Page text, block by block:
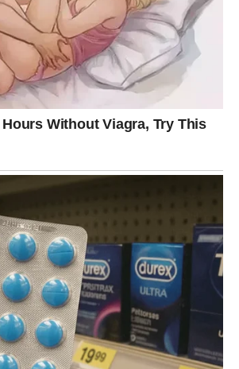
upoznati osobu koja ih osvaja i
je ljubav koja donosi balans, mir i
mestu.
intenzivna i transformativna. Ako
– ali one koja oslobađa i
ući u strastvenu priču koja ima
ljubav koja menja iz korena, ali
Naredna tri dana bude emocije koje